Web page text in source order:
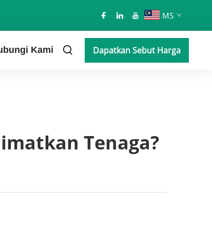
MS
Kami Dapatkan Sebut Harga
Tenaga?